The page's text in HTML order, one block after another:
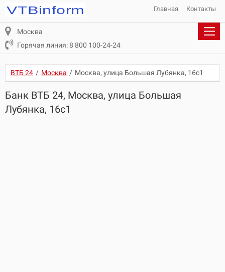
Главная Контакты
Москва
Горячая линия: 8 800 100-24-24
ВТБ 24 / Москва / Москва, улица Большая Лубянка, 16с1
Банк ВТБ 24, Москва, улица Большая
Лубянка, 16с1